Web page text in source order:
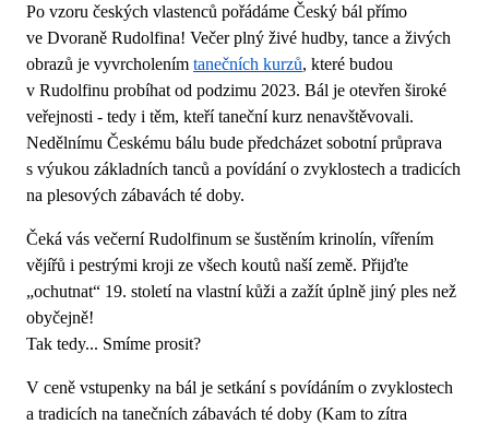
Po vzoru českých vlastenců pořádáme Český bál přímo
ve Dvoraně Rudolfina! Večer plný živé hudby, tance a živých
obrazů je vyvrcholením tanečních kurzů, které budou
v Rudolfinu probíhat od podzimu 2023. Bál je otevřen široké
veřejnosti - tedy i těm, kteří taneční kurz nenavštěvovali.
Nedělnímu Českému bálu bude předcházet sobotní průprava
s výukou základních tanců a povídání o zvyklostech a tradicích
na plesových zábavách té doby.
Čeká vás večerní Rudolfinum se šustěním krinolín, vířením
vějířů i pestrými kroji ze všech koutů naší země. Přijďte
„ochutnat“ 19. století na vlastní kůži a zažít úplně jiný ples než
obyčejně!
Tak tedy... Smíme prosit?
V ceně vstupenky na bál je setkání s povídáním o zvyklostech
a tradicích na tanečních zábavách té doby (Kam to zítra